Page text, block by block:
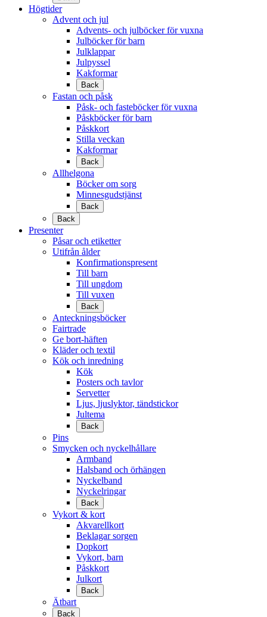
Högtider
Advent och jul
Advents- och julböcker för vuxna
Julböcker för barn
Julklappar
Julpyssel
Kakformar
Back
Fastan och påsk
Påsk- och fasteböcker för vuxna
Påskböcker för barn
Påskkort
Stilla veckan
Kakformar
Back
Allhelgona
Böcker om sorg
Minnesgudstjänst
Back
Back
Presenter
Påsar och etiketter
Utifrån ålder
Konfirmationspresent
Till barn
Till ungdom
Till vuxen
Back
Anteckningsböcker
Fairtrade
Ge bort-häften
Kläder och textil
Kök och inredning
Kök
Posters och tavlor
Servetter
Ljus, ljuslyktor, tändstickor
Jultema
Back
Pins
Smycken och nyckelhållare
Armband
Halsband och örhängen
Nyckelband
Nyckelringar
Back
Vykort & kort
Akvarellkort
Beklagar sorgen
Dopkort
Vykort, barn
Påskkort
Julkort
Back
Ätbart
Back